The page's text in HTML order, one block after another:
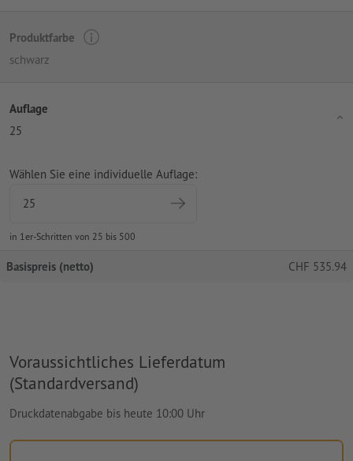
Produktfarbe
schwarz
Auflage
25
Wählen Sie eine individuelle Auflage:
in 1er-Schritten von 25 bis 500
Basispreis (netto) CHF 535.94
Voraussichtliches Lieferdatum
(Standardversand)
Druckdatenabgabe bis heute 10:00 Uhr